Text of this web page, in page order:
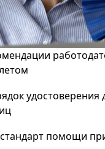
удостоверения
помощи